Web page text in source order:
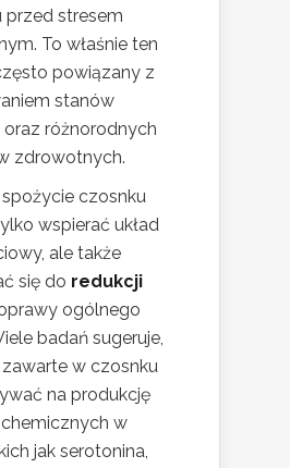
przed stresem
To właśnie ten
powiązany z
stanów
różnorodnych
zdrowotnych.
czosnku
wspierać układ
ale także
się do redukcji
ogólnego
badań sugeruje,
w czosnku
na produkcję
w
jak serotonina,